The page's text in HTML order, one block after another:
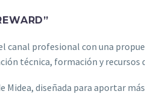
canal profesional con una
técnica, formación y recursos
diseñada para aportar